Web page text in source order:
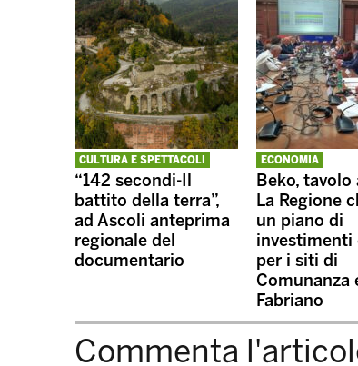
CULTURA E SPETTACOLI
“142 secondi-Il
battito della terra”,
ad Ascoli anteprima
regionale del
documentario
ECONOMIA
Beko, tavolo
La Regione
un piano di
investimenti
per i siti di
Comunanza
Fabriano
Commenta